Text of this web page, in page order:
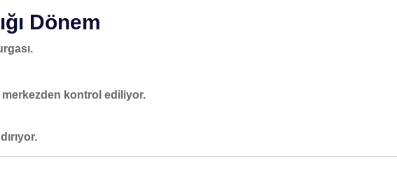
Dönem
merkezden kontrol ediliyor.